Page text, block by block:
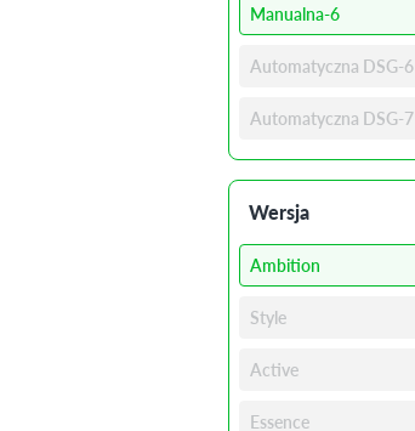
Manualna-6
Automatyczna DSG-6
Automatyczna DSG-7
Wersja
Ambition
Style
Active
Essence